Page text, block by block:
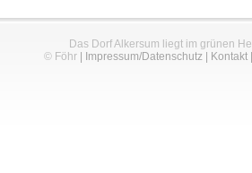
Das Dorf Alkersum liegt im grünen
© Föhr| Impressum/Datenschutz| Kontakt